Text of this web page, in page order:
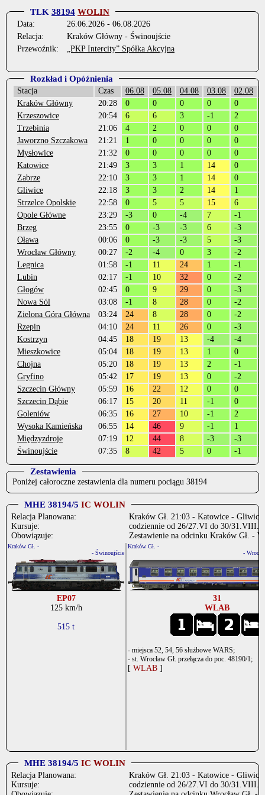
TLK 38194 WOLIN
Data:
26.06.2026 - 06.08.2026
Relacja:
Kraków Główny - Świnoujście
Przewoźnik:
„PKP Intercity” Spółka Akcyjna
Rozkład i Opóźnienia
Stacja Czas 06.08 05.08 04.08 03.08 02.08
Kraków Główny
20:28 0 0 0 0 0
Krzeszowice
20:54 6 6 3 -1 2
Trzebinia
21:06 4 2 0 0 0
Jaworzno Szczakowa
21:21 1 0 0 0 0
Mysłowice
21:32 0 0 0 0 0
Katowice
21:49 3 3 1 14 0
Zabrze
22:10 3 3 1 14 0
Gliwice
22:18 3 3 2 14 1
Strzelce Opolskie
22:58 0 5 5 15 6
Opole Główne
23:29 -3 0 -4 7 -1
Brzeg
23:55 0 -3 -3 6 -3
Oława
00:06 0 -3 -3 5 -3
Wrocław Główny
00:27 -2 -4 0 3 -2
Legnica
01:58 -1 11 24 1 -1
Lubin
02:17 -1 10 32 0 -2
Głogów
02:45 0 9 29 0 -3
Nowa Sól
03:08 -1 8 28 0 -2
Zielona Góra Główna
03:24 24 8 28 0 -2
Rzepin
04:10 24 11 26 0 -3
Kostrzyn
04:45 18 19 13 -4 -4
Mieszkowice
05:04 18 19 13 1 0
Chojna
05:20 18 19 13 2 -1
Gryfino
05:42 17 19 13 0 -2
Szczecin Główny
05:59 16 22 12 0 0
Szczecin Dąbie
06:17 15 20 11 -1 0
Goleniów
06:35 16 27 10 -1 2
Wysoka Kamieńska
06:55 14 46 9 -1 1
Międzyzdroje
07:19 12 44 8 -3 -3
Świnoujście
07:35 8 42 5 0 -1
Zestawienia
Poniżej całoroczne zestawienia dla numeru pociągu 38194
MHE 38194/5 IC WOLIN
Relacja Planowana:
Kursuje:
Obowiązuje:
Kraków Gł. 21:03 - Katowice - Gliwice
codziennie od 26/27.VI do 30/
Zestawienie na odcinku Kraków Gł. -
Kraków Gł. -
- Świnoujście
EP07
125 km/h
515 t
Kraków Gł. -
-
31
WLAB
- miejsca 52, 54, 56 służbowe WARS;
- st. Wrocław Gł. przełącza do poc. 48190/1;
[ WLAB ]
MHE 38194/5 IC WOLIN
Relacja Planowana:
Kursuje:
Kraków Gł. 21:03 - Katowice - Gliwice
codziennie od 26/27.VI do 30/